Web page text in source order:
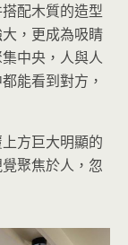
配木質的造型
，更成為吸睛
中央，人與人
能看到對方，
方巨大明顯的
聚焦於人，忽